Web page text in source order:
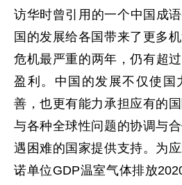
访华时曾引用的一个中国成
国的发展给各国带来了更多
危机最严重的两年，仍有超
盈利。中国的发展不仅使国
善，也更有能力承担应有的
与各种全球性问题的协调与
遇困难的国家提供支持。为
诺单位GDP温室气体排放